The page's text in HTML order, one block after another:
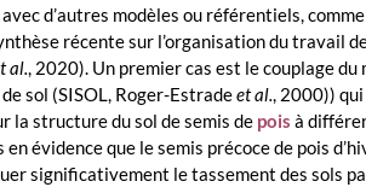
d’autres modèles ou référentiels,
récente sur l’organisation du travail
al., 2020). Un premier cas est le couplage du
sol (SISOL, Roger-Estradeet al., 2000))
la structure du sol de semis de pois à
évidence que le semis précoce de pois
significativement le tassement des sols